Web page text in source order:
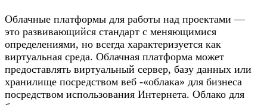
Облачные платформы для работы над проектами —
это развивающийся стандарт с меняющимися
определениями, но всегда характеризуется как
виртуальная среда. Облачная платформа может
предоставлять виртуальный сервер, базу данных или
хранилище посредством веб -«облака» для бизнеса
посредством использования Интернета. Облако для